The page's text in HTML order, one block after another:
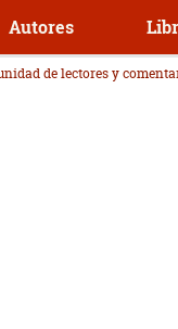
Autores
de lectores y